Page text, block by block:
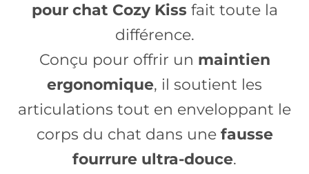
pour chat Cozy Kiss fait toute la
différence.
Conçu pour offrir un maintien
ergonomique, il soutient les
articulations tout en enveloppant le
corps du chat dans une fausse
fourrure ultra-douce.